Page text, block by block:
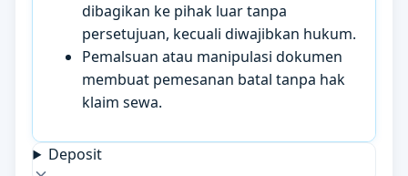
dibagikan ke pihak luar tanpa
persetujuan, kecuali diwajibkan hukum.
Pemalsuan atau manipulasi dokumen
membuat pemesanan batal tanpa hak
klaim sewa.
Deposit